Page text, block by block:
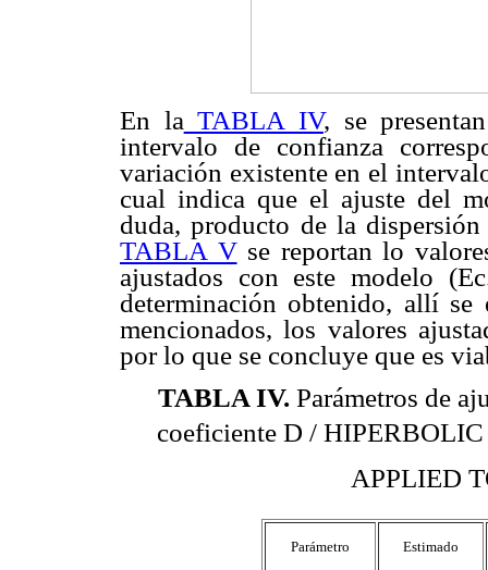
En la TABLA IV, se
intervalo de confianza
variación existente en el
cual indica que el ajuste del
duda, producto de la
TABLA Vse reportan lo
ajustados con este modelo
determinación obtenido, allí se
mencionados, los valores
por lo que se concluye que es
TABLA IV. Parámetros de
coeficiente D /
APPLIED
Parámetro Estimado